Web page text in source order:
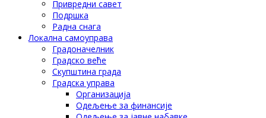
Привредни савет
Подршка
Радна снага
Локална самоуправа
Градоначелник
Градско веће
Скупштина града
Градска управа
Организација
Одељење за финансије